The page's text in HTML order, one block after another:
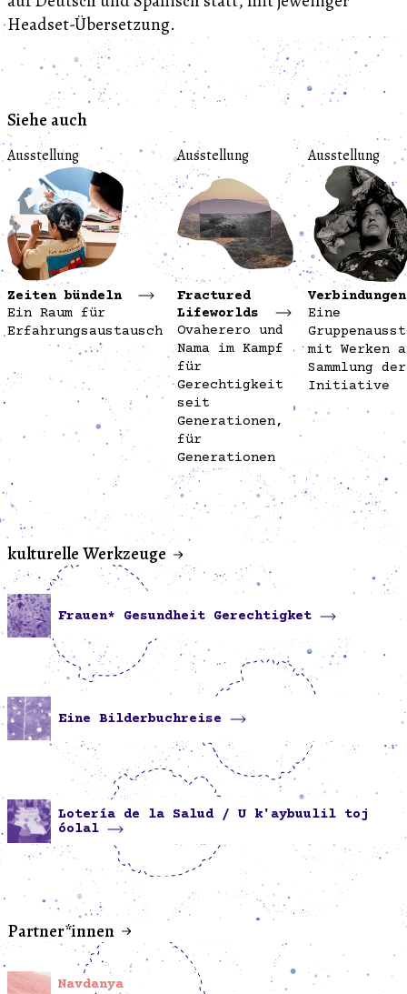
Headset-Übersetzung.
Siehe auch
Ausstellung
Zeiten bündeln
Ein Raum für
Erfahrungsaustausch
Ausstellung
Fractured
Lifeworlds
Ovaherero und
Nama im Kampf
für
Gerechtigkeit
seit
Generationen,
für
Generationen
Ausstellung
Verbindungen
Eine
mit Werken
Sammlung
Initiative
kulturelle Werkzeuge
Frauen* Gesundheit Gerechtigket
Eine Bilderbuchreise
Lotería de la Salud / U k'aybuulil toj
óolal
Partner*innen
Navdanya